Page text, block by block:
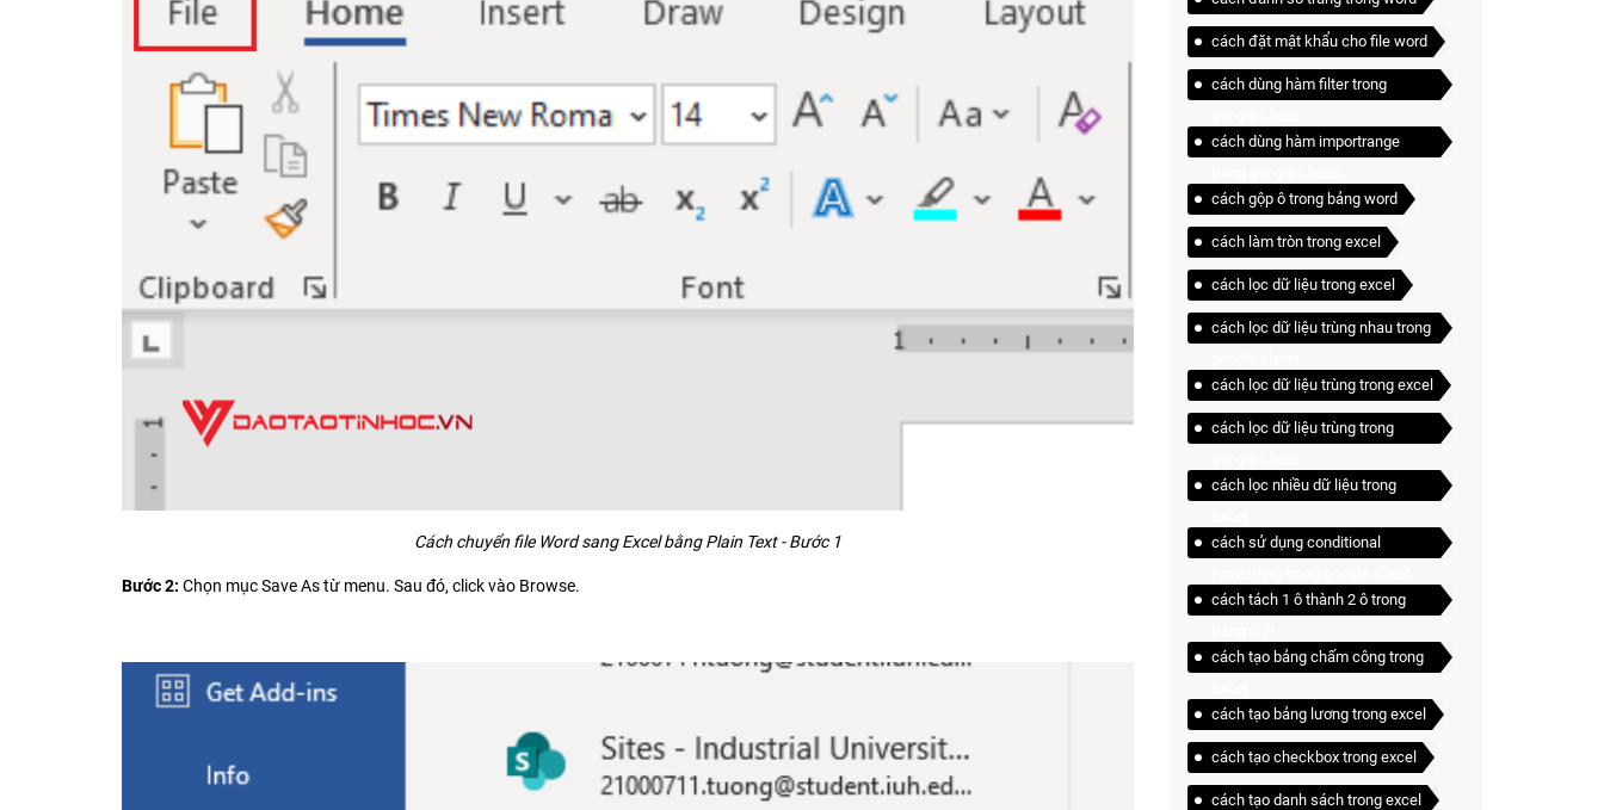
Cách chuyển file Word sang Excel bằng Plain Text - Bước 1
Bước 2: Chọn mục Save As từ menu. Sau đó, click vào Browse.
cách đặt mật khẩu cho file word
cách dùng hàm filter trong
cách dùng hàm importrange
cách gộp ô trong bảng word
cách làm tròn trong excel
cách lọc dữ liệu trong excel
cách lọc dữ liệu trùng nhau trong
cách lọc dữ liệu trùng trong excel
cách lọc dữ liệu trùng trong
cách lọc nhiều dữ liệu trong
cách sử dụng conditional
cách tách 1 ô thành 2 ô trong
cách tạo bảng chấm công trong
cách tạo bảng lương trong excel
cách tạo checkbox trong excel
cách tạo danh sách trong excel